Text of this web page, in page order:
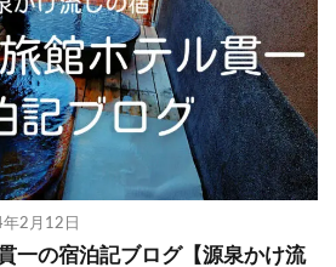
2月12日
一の宿泊記ブログ【源泉かけ流